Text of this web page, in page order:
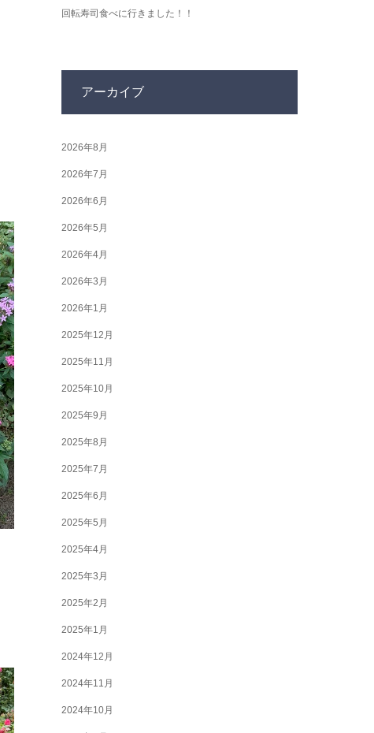
回転寿司食べに行きました！！
アーカイブ
2026年8月
2026年7月
2026年6月
2026年5月
2026年4月
2026年3月
2026年1月
2025年12月
2025年11月
2025年10月
2025年9月
2025年8月
2025年7月
2025年6月
2025年5月
2025年4月
2025年3月
2025年2月
2025年1月
2024年12月
2024年11月
2024年10月